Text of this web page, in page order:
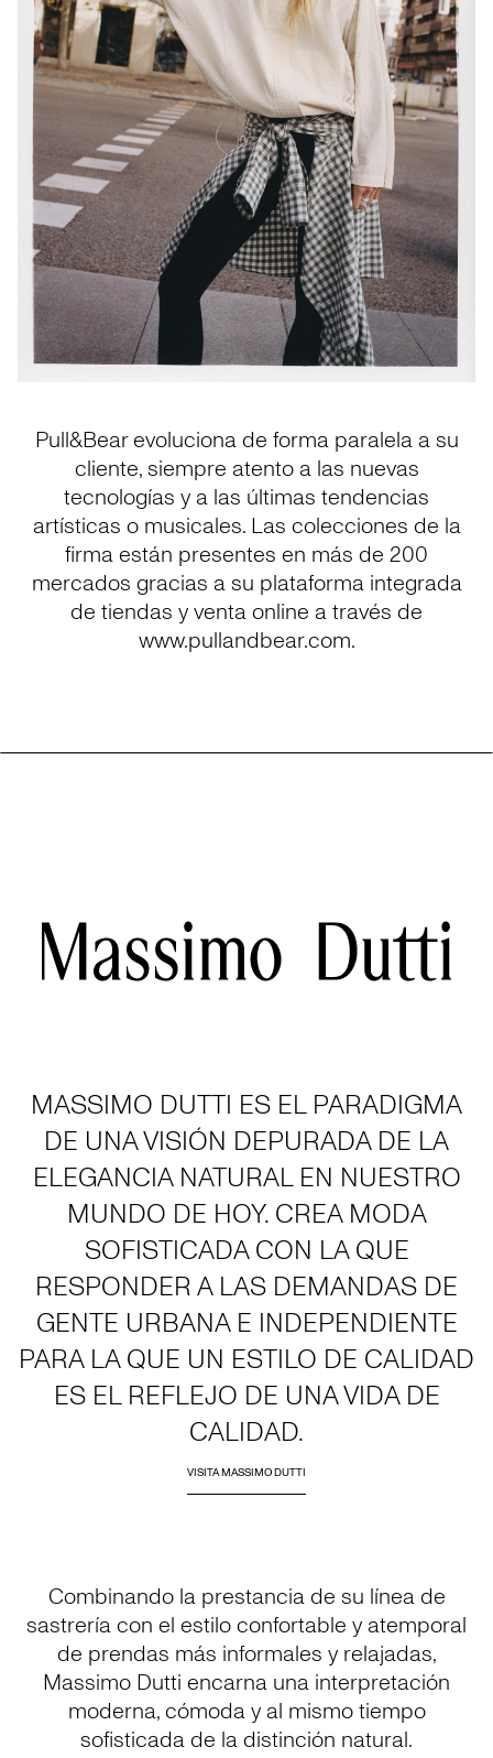
Pull&Bear evoluciona de forma paralela a su
cliente, siempre atento a las nuevas
tecnologías y a las últimas tendencias
artísticas o musicales. Las colecciones de la
firma están presentes en más de 200
mercados gracias a su plataforma integrada
de tiendas y venta online a través de
www.pullandbear.com.
MASSIMO DUTTI ES EL PARADIGMA
DE UNA VISIÓN DEPURADA DE LA
ELEGANCIA NATURAL EN NUESTRO
MUNDO DE HOY. CREA MODA
SOFISTICADA CON LA QUE
RESPONDER A LAS DEMANDAS DE
GENTE URBANA E INDEPENDIENTE
PARA LA QUE UN ESTILO DE CALIDAD
ES EL REFLEJO DE UNA VIDA DE
CALIDAD.
VISITA MASSIMO DUTTI
Combinando la prestancia de su línea de
sastrería con el estilo confortable y atemporal
de prendas más informales y relajadas,
Massimo Dutti encarna una interpretación
moderna, cómoda y al mismo tiempo
sofisticada de la distinción natural.